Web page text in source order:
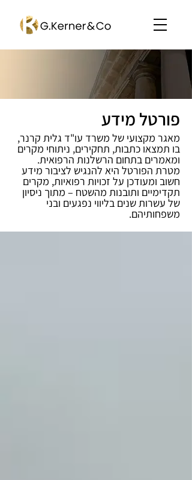
פורטל מידע
מאגר מקצועי של משרד עו"ד גלית קרנר,
בו תמצאו כתבות, תחקירים, ניתוחי מקרים
ומאמרים בתחום הרשלנות הרפואית.
מטרת הפורטל היא להנגיש לציבור מידע
חשוב ומעודכן על זכויות רפואיות, מקרים
תקדימיים ותובנות מהשטח – מתוך ניסיון
של עשרות שנים בליווי נפגעים ובני
משפחותיהם.